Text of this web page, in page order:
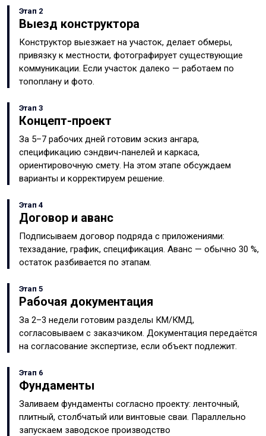
Этап 2
Выезд конструктора
Конструктор выезжает на участок, делает обмеры,
привязку к местности, фотографирует существующие
коммуникации. Если участок далеко — работаем по
топоплану и фото.
Этап 3
Концепт-проект
За 5–7 рабочих дней готовим эскиз ангара,
спецификацию сэндвич-панелей и каркаса,
ориентировочную смету. На этом этапе обсуждаем
варианты и корректируем решение.
Этап 4
Договор и аванс
Подписываем договор подряда с приложениями:
техзадание, график, спецификация. Аванс — обычно 30 %,
остаток разбивается по этапам.
Этап 5
Рабочая документация
За 2–3 недели готовим разделы КМ/КМД,
согласовываем с заказчиком. Документация передаётся
на согласование экспертизе, если объект подлежит.
Этап 6
Фундаменты
Заливаем фундаменты согласно проекту: ленточный,
плитный, столбчатый или винтовые сваи. Параллельно
запускаем заводское производство